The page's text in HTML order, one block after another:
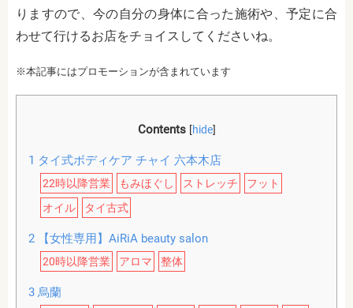
りますので、今の自分の身体に合った施術や、予定に合
わせて行けるお店をチョイスしてくださいね。
※本記事にはプロモーションが含まれています
Contents [hide]
1 タイ式ボディケア チャイ 六本木店
22時以降営業 もみほぐし ストレッチ
フット
オイル
タイ古式
2【女性専用】AiRiA beauty salon
20時以降営業 アロマ 整体
3烏蘭